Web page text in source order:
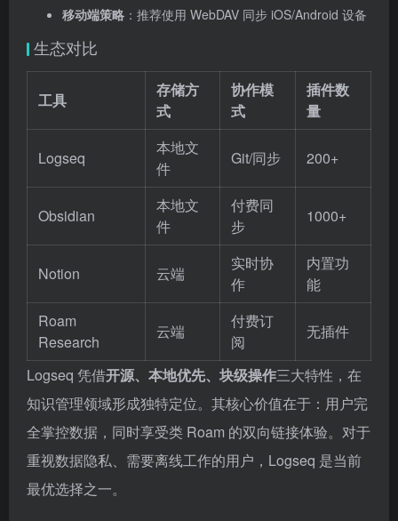
移动端策略 ：推荐使用 WebDAV 同步 iOS/Android 设备
生态对比
工具
存储方
式
协作模
式
插件数
量
Logseq
本地文
件
Git/同步 200+
Obsidian
本地文
件
付费同
步
1000+
Notion 云端
实时协
作
内置功
能
Roam
Research
云端
付费订
阅
无插件
Logseq 凭借开源、本地优先、块级操作三大特性，在
知识管理领域形成独特定位。其核心价值在于：用户完
全掌控数据，同时享受类 Roam 的双向链接体验。对于
重视数据隐私、需要离线工作的用户，Logseq 是当前
最优选择之一。